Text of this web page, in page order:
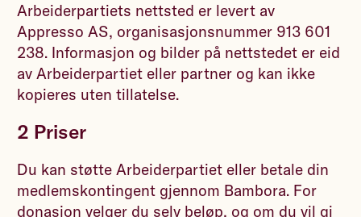
Arbeiderpartiets nettsted er levert av
Appresso AS, organisasjonsnummer 913 601
238. Informasjon og bilder på nettstedet er eid
av Arbeiderpartiet eller partner og kan ikke
kopieres uten tillatelse.
2 Priser
Du kan støtte Arbeiderpartiet eller betale din
medlemskontingent gjennom Bambora. For
donasjon velger du selv beløp, og om du vil gi